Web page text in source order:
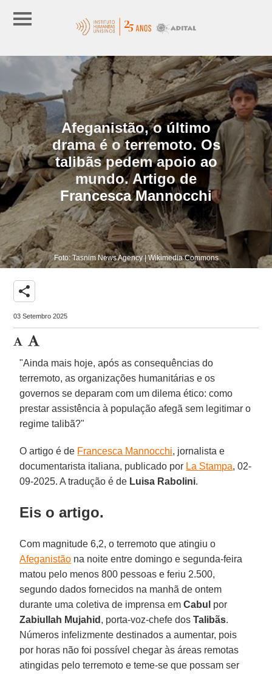
Afeganistão, o último
drama é o terremoto. Os
talibãs pedem apoio ao
mundo. Artigo de
Francesca Mannocchi
Foto: Tasnim News Agency | Wikimedia Commons
share
03 Setembro 2025
"Ainda mais hoje, após as consequências do
terremoto, as organizações humanitárias e os
governos se deparam com um dilema ético: como
prestar assistência à população afegã sem legitimar o
regime talibã?"
O artigo é de Francesca Mannocchi, jornalista e
documentarista italiana, publicado por La Stampa, 02-
09-2025. A tradução é de Luisa Rabolini.
Eis o artigo.
Com magnitude 6,2, o terremoto que atingiu o
Afeganistão na noite entre domingo e segunda-feira
matou pelo menos 800 pessoas e feriu 2.500,
segundo dados fornecidos na manhã de ontem
durante uma coletiva de imprensa emCabul por
Zabiullah Mujahid , porta-voz-chefe dosTalibãs.
Números infelizmente destinados a aumentar, pois
por horas não foi possível chegar às áreas remotas
atingidas pelo terremoto e teme-se que possam ser